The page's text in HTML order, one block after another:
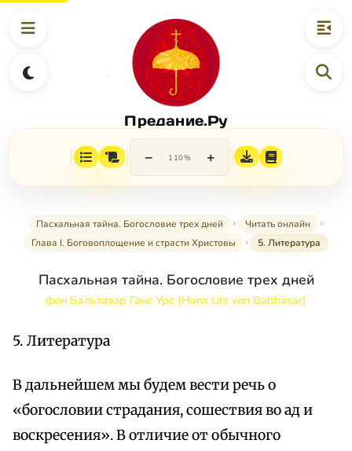
Предание.Ру
− 110% +
Пасхальная тайна. Богословие трех дней
Читать онлайн
Глава I. Боговоплощение и страсти Христовы
5. Литература
Пасхальная тайна. Богословие трех дней
фон Бальтазар Ганс Урс (Hans Urs von Balthasar)
5. Литература
В дальнейшем мы будем вести речь о
«богословии страдания, сошествия во ад и
воскресения». В отличие от обычного